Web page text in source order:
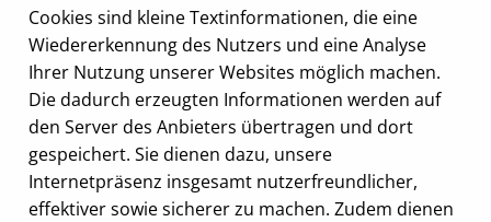
Cookies sind kleine Textinformationen, die eine
Wiedererkennung des Nutzers und eine Analyse
Ihrer Nutzung unserer Websites möglich machen.
Die dadurch erzeugten Informationen werden auf
den Server des Anbieters übertragen und dort
gespeichert. Sie dienen dazu, unsere
Internetpräsenz insgesamt nutzerfreundlicher,
effektiver sowie sicherer zu machen. Zudem dienen